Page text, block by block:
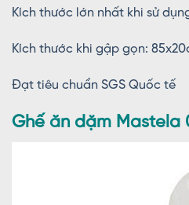
Kích thước lớn nhất khi sử
Kích thước khi gập gọn:
Đạt tiêu chuẩn SGS Quốc tế
Ghế ăn dặm Mastela